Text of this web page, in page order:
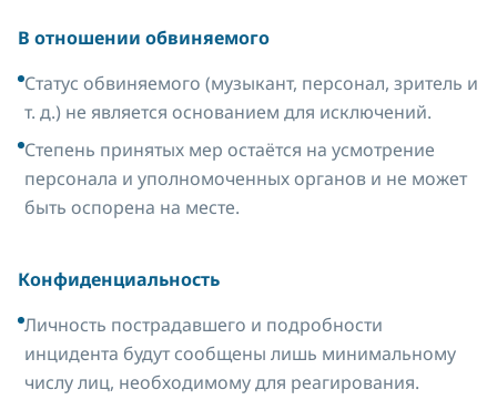
В отношении обвиняемого
Статус обвиняемого (музыкант, персонал, зритель и
т. д.) не является основанием для исключений.
Степень принятых мер остаётся на усмотрение
персонала и уполномоченных органов и не может
быть оспорена на месте.
Конфиденциальность
Личность пострадавшего и подробности
инцидента будут сообщены лишь минимальному
числу лиц, необходимому для реагирования.